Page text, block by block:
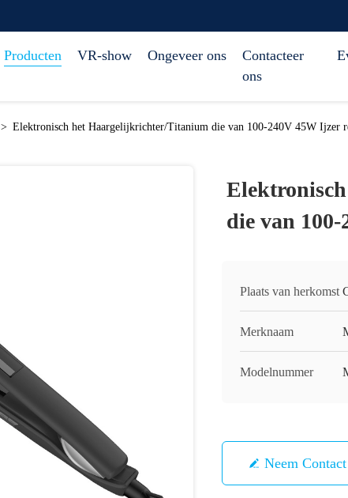
Producten VR-show Ongeveer ons
Contacteer
ons
> Elektronisch het Haargelijkrichter/Titanium die van 100-240V 45W Ijzer
die van
Plaats van herkomst
Merknaam
Modelnummer
Neem Contact